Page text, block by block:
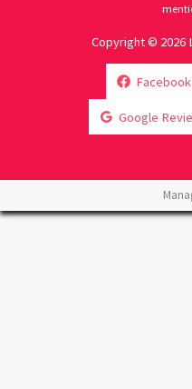
Copyright © 2026
Facebook
Google